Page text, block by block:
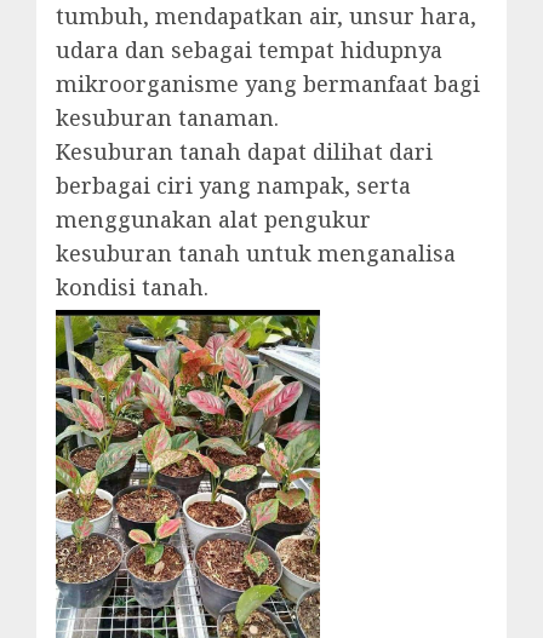
tumbuh, mendapatkan air, unsur hara,
udara dan sebagai tempat hidupnya
mikroorganisme yang bermanfaat bagi
kesuburan tanaman.
Kesuburan tanah dapat dilihat dari
berbagai ciri yang nampak, serta
menggunakan alat pengukur
kesuburan tanah untuk menganalisa
kondisi tanah.